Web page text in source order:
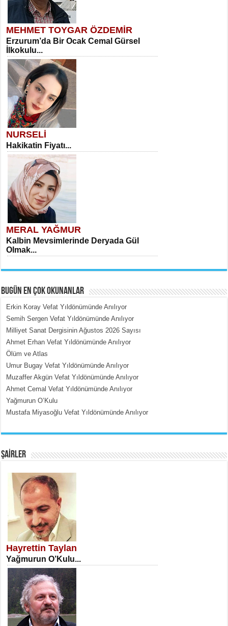
MEHMET TOYGAR ÖZDEMİR
Erzurum’da Bir Ocak Cemal Gürsel
İlkokulu...
NURSELİ
Hakikatin Fiyatı...
MERAL YAĞMUR
Kalbin Mevsimlerinde Deryada Gül
Olmak...
MEHMET ÇOBAN
İçerdeki Put Dışardaki Maskeler...
SATILMIŞ ÜMİT ÇETİNKAYA
Erkenlik...
NECLA DİLEK ARSLAN
BUGÜN EN ÇOK OKUNANLAR
Erkin Koray Vefat Yıldönümünde Anılıyor
Semih Sergen Vefat Yıldönümünde Anılıyor
Milliyet Sanat Dergisinin Ağustos 2026 Sayısı
Ahmet Erhan Vefat Yıldönümünde Anılıyor
Ölüm ve Atlas
Umur Bugay Vefat Yıldönümünde Anılıyor
Muzaffer Akgün Vefat Yıldönümünde Anılıyor
Ahmet Cemal Vefat Yıldönümünde Anılıyor
Yağmurun O’Kulu
Mustafa Miyasoğlu Vefat Yıldönümünde Anılıyor
ŞAİRLER
Hayrettin Taylan
Yağmurun O’Kulu...